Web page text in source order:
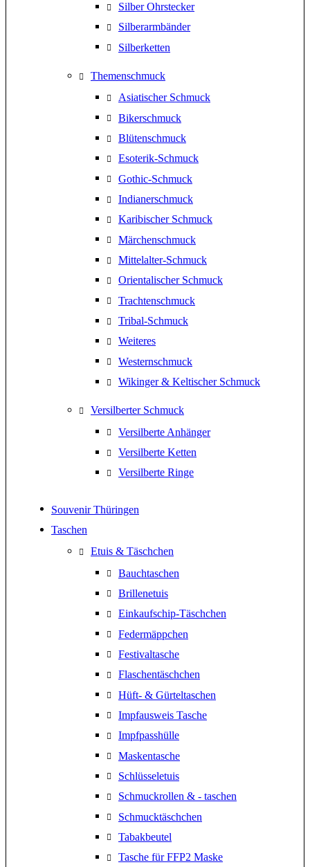
Silber Ohrstecker
Silberarmbänder
Silberketten
Themenschmuck
Asiatischer Schmuck
Bikerschmuck
Blütenschmuck
Esoterik-Schmuck
Gothic-Schmuck
Indianerschmuck
Karibischer Schmuck
Märchenschmuck
Mittelalter-Schmuck
Orientalischer Schmuck
Trachtenschmuck
Tribal-Schmuck
Weiteres
Westernschmuck
Wikinger & Keltischer Schmuck
Versilberter Schmuck
Versilberte Anhänger
Versilberte Ketten
Versilberte Ringe
Souvenir Thüringen
Taschen
Etuis & Täschchen
Bauchtaschen
Brillenetuis
Einkaufschip-Täschchen
Federmäppchen
Festivaltasche
Flaschentäschchen
Hüft- & Gürteltaschen
Impfausweis Tasche
Impfpasshülle
Maskentasche
Schlüsseletuis
Schmuckrollen & - taschen
Schmucktäschchen
Tabakbeutel
Tasche für FFP2 Maske